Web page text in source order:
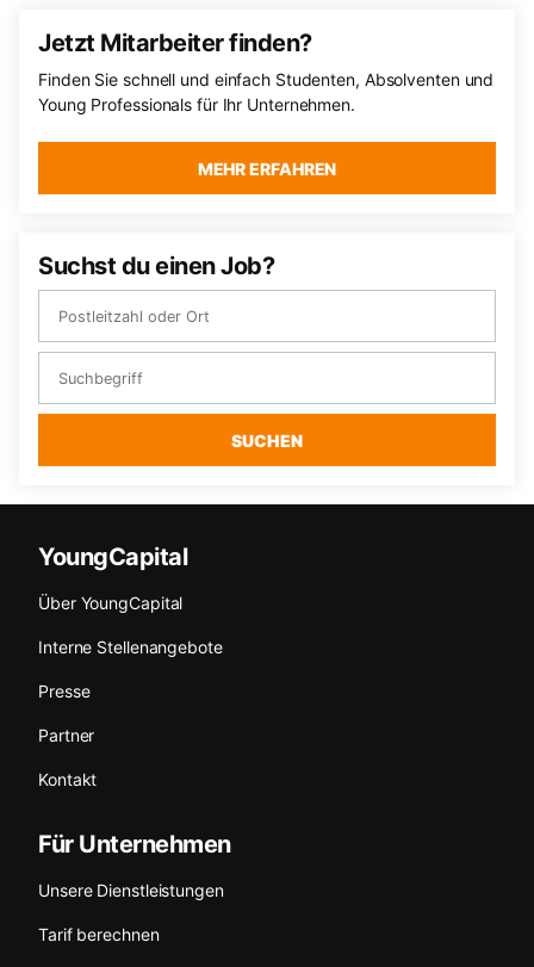
Jetzt Mitarbeiter finden?
Finden Sie schnell und einfach Studenten, Absolventen und
Young Professionals für Ihr Unternehmen.
MEHR ERFAHREN
Suchst du einen Job?
SUCHEN
YoungCapital
Über YoungCapital
Interne Stellenangebote
Presse
Partner
Kontakt
Für Unternehmen
Unsere Dienstleistungen
Tarif berechnen